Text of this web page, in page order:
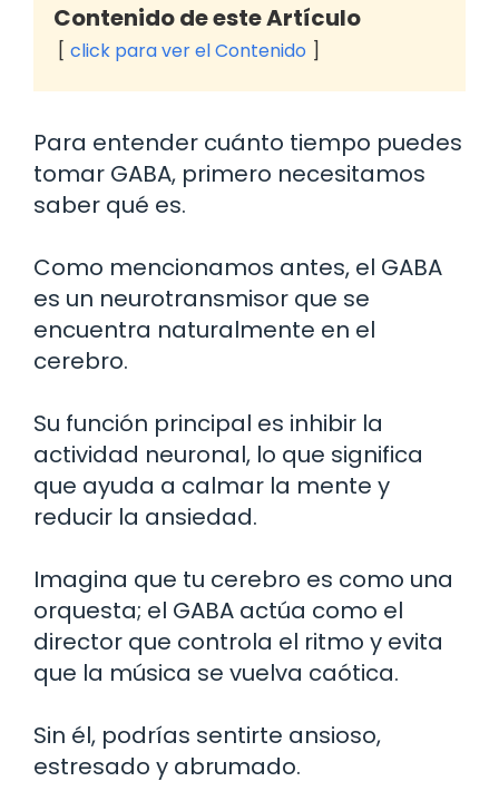
Contenido de este Artículo
click para ver el Contenido
Para entender cuánto tiempo puedes
tomar GABA, primero necesitamos
saber qué es.
Como mencionamos antes, el GABA
es un neurotransmisor que se
encuentra naturalmente en el
cerebro.
Su función principal es inhibir la
actividad neuronal, lo que significa
que ayuda a calmar la mente y
reducir la ansiedad.
Imagina que tu cerebro es como una
orquesta; el GABA actúa como el
director que controla el ritmo y evita
que la música se vuelva caótica.
Sin él, podrías sentirte ansioso,
estresado y abrumado.